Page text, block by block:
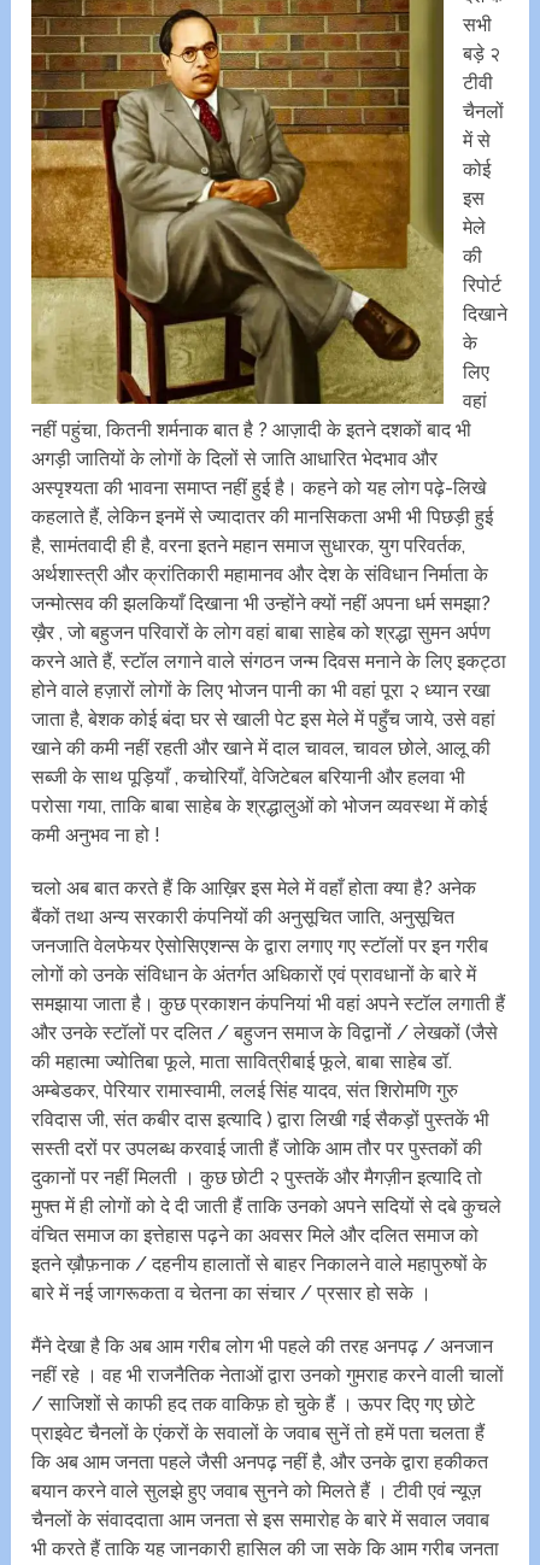
सभी
बड़े २
टीवी
चैनलों
में से
कोई
इस
मेले
की
रिपोर्ट
दिखाने
के
लिए
वहां
नहीं पहुंचा, कितनी शर्मनाक बात है ? आज़ादी के इतने दशकों बाद भी
अगड़ी जातियों के लोगों के दिलों से जाति आधारित भेदभाव और
अस्पृश्यता की भावना समाप्त नहीं हुई है। कहने को यह लोग पढ़े-लिखे
कहलाते हैं, लेकिन इनमें से ज्यादातर की मानसिकता अभी भी पिछड़ी हुई
है, सामंतवादी ही है, वरना इतने महान समाज सुधारक, युग परिवर्तक,
अर्थशास्त्री और क्रांतिकारी महामानव और देश के संविधान निर्माता के
जन्मोत्सव की झलकियाँ दिखाना भी उन्होंने क्यों नहीं अपना धर्म समझा?
ख़ैर , जो बहुजन परिवारों के लोग वहां बाबा साहेब को श्रद्धा सुमन अर्पण
करने आते हैं, स्टॉल लगाने वाले संगठन जन्म दिवस मनाने के लिए इकट्ठा
होने वाले हज़ारों लोगों के लिए भोजन पानी का भी वहां पूरा २ ध्यान रखा
जाता है, बेशक कोई बंदा घर से खाली पेट इस मेले में पहुँच जाये, उसे वहां
खाने की कमी नहीं रहती और खाने में दाल चावल, चावल छोले, आलू की
सब्जी के साथ पूड़ियाँ , कचोरियाँ, वेजिटेबल बरियानी और हलवा भी
परोसा गया, ताकि बाबा साहेब के श्रद्धालुओं को भोजन व्यवस्था में कोई
कमी अनुभव ना हो !
चलो अब बात करते हैं कि आख़िर इस मेले में वहाँ होता क्या है? अनेक
बैंकों तथा अन्य सरकारी कंपनियों की अनुसूचित जाति, अनुसूचित
जनजाति वेलफेयर ऐसोसिएशन्स के द्वारा लगाए गए स्टॉलों पर इन गरीब
लोगों को उनके संविधान के अंतर्गत अधिकारों एवं प्रावधानों के बारे में
समझाया जाता है। कुछ प्रकाशन कंपनियां भी वहां अपने स्टॉल लगाती हैं
और उनके स्टॉलों पर दलित / बहुजन समाज के विद्वानों / लेखकों (जैसे
की महात्मा ज्योतिबा फूले, माता सावित्रीबाई फूले, बाबा साहेब डॉ.
अम्बेडकर, पेरियार रामास्वामी, ललई सिंह यादव, संत शिरोमणि गुरु
रविदास जी, संत कबीर दास इत्यादि ) द्वारा लिखी गई सैकड़ों पुस्तकें भी
सस्ती दरों पर उपलब्ध करवाई जाती हैं जोकि आम तौर पर पुस्तकों की
दुकानों पर नहीं मिलती । कुछ छोटी २ पुस्तकें और मैगज़ीन इत्यादि तो
मुफ्त में ही लोगों को दे दी जाती हैं ताकि उनको अपने सदियों से दबे कुचले
वंचित समाज का इत्तेहास पढ़ने का अवसर मिले और दलित समाज को
इतने ख़ौफ़नाक / दहनीय हालातों से बाहर निकालने वाले महापुरुषों के
बारे में नई जागरूकता व चेतना का संचार / प्रसार हो सके ।
मैंने देखा है कि अब आम गरीब लोग भी पहले की तरह अनपढ़ / अनजान
नहीं रहे । वह भी राजनैतिक नेताओं द्वारा उनको गुमराह करने वाली चालों
/ साजिशों से काफी हद तक वाकिफ़ हो चुके हैं । ऊपर दिए गए छोटे
प्राइवेट चैनलों के एंकरों के सवालों के जवाब सुनें तो हमें पता चलता हैं
कि अब आम जनता पहले जैसी अनपढ़ नहीं है, और उनके द्वारा हकीकत
बयान करने वाले सुलझे हुए जवाब सुनने को मिलते हैं । टीवी एवं न्यूज़
चैनलों के संवाददाता आम जनता से इस समारोह के बारे में सवाल जवाब
भी करते हैं ताकि यह जानकारी हासिल की जा सके कि आम गरीब जनता